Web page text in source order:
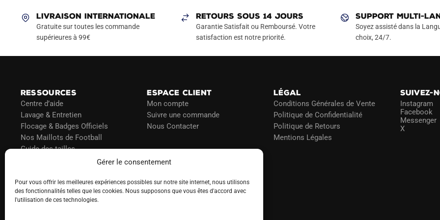
Gérer le consentement
Pour vous offrir les meilleures expériences possibles sur notre site internet, nous utilisons
des fonctionnalités telles que les cookies. Nous supposons que vous êtes d'accord avec
l'utilisation de ces technologies.
LIVRAISON INTERNATIONALE
Gratuite sur toutes les commande
supérieures à 99€
RETOURS SOUS 14 JOURS
Garantie Satisfait ou Remboursé. Votre
satisfaction est notre priorité.
SUPPORT MULTI-
Soyez assisté dans la
choix, 24/7.
RESSOURCES
Centre d’aide
Lavage & Entretien
Flocage & Badges Officiels
Nos Maillots de Football
Guide des tailles
Blog
ESPACE CLIENT
Mon compte
Suivre une commande
Nous Contacter
LÉGAL
Conditions Générales de Vente
Politique de Confidentialité
Politique de Retours
Mentions Légales
SUIVEZ-
Instagram
Facebook
Messenger
X